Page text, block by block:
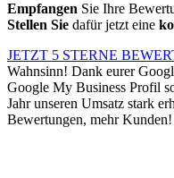
Empfangen Sie Ihre
Stellen Sie dafür jetzt eine
JETZT 5 STERNE
Wahnsinn! Dank eurer
Google My Business Profil
Jahr unseren Umsatz stark
Bewertungen, mehr